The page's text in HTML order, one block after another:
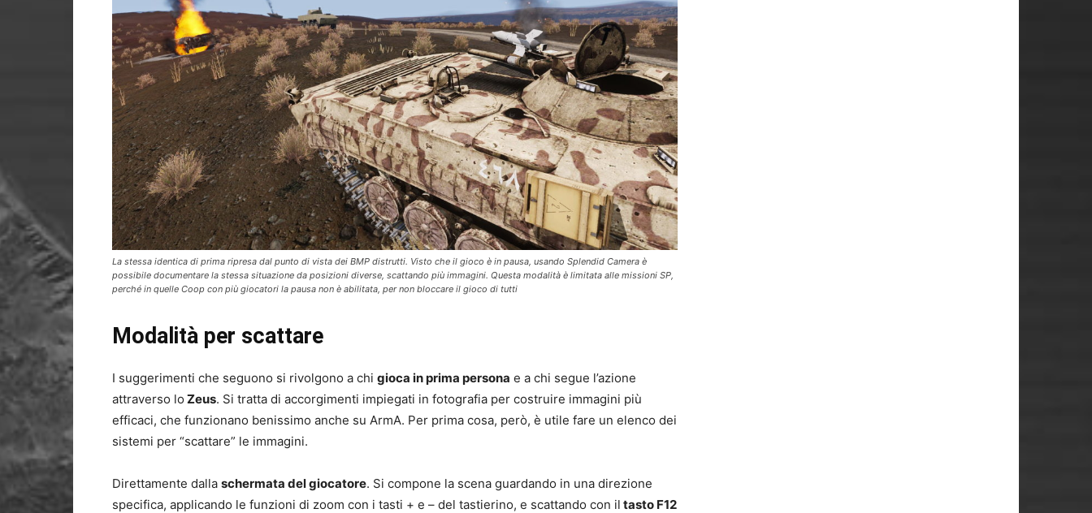
La stessa identica di prima ripresa dal punto di vista dei BMP distrutti. Visto che il gioco è in pausa, usando Splendid Camera è
possibile documentare la stessa situazione da posizioni diverse, scattando più immagini. Questa modalità è limitata alle missioni SP,
perché in quelle Coop con più giocatori la pausa non è abilitata, per non bloccare il gioco di tutti
Modalità per scattare
I suggerimenti che seguono si rivolgono a chi gioca in prima persona e a chi segue l’azione
attraverso lo Zeus. Si tratta di accorgimenti impiegati in fotografia per costruire immagini più
efficaci, che funzionano benissimo anche su ArmA. Per prima cosa, però, è utile fare un elenco dei
sistemi per “scattare” le immagini.
Direttamente dalla schermata del giocatore. Si compone la scena guardando in una direzione
specifica, applicando le funzioni di zoom con i tasti + e – del tastierino, e scattando con il tasto F12